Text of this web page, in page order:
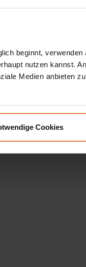
beginnt, verwenden
nutzen kannst.
Medien anbieten
Cookies
Strand
von Djupivogur
durch